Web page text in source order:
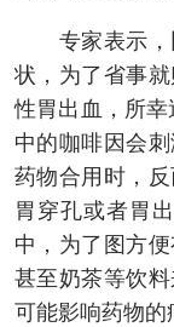
专家表示，
状，为了省事
性胃出血，所
中的咖啡因会
药物合用时，
胃穿孔或者胃
中，为了图方
甚至奶茶等饮
可能影响药物的